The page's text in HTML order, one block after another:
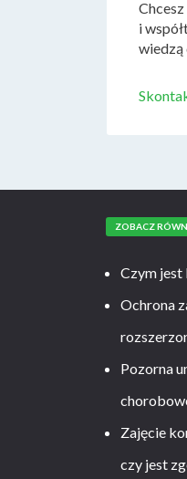
i
wiedzą
ZOBACZ
Czym jest
Ochrona
Pozorna
Zajęcie
czy jest